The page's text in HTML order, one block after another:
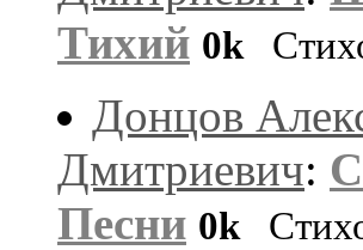
Тихий 0k
Донцов
Дмитриевич:
Песни 0k